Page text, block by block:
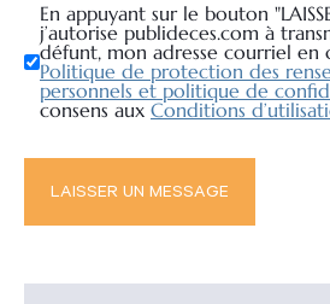
En appuyant sur le bouton
j’autorise publideces.com à
défunt, mon adresse courriel en
Politique de protection des
personnels et politique de
consens aux Conditions